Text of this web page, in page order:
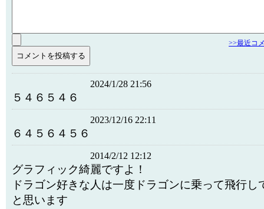
>>最近コ
2024/1/28 21:56
５４６５４６
2023/12/16 22:11
６４５６４５６
2014/2/12 12:12
グラフィック綺麗ですよ！
ドラゴン好きな人は一度ドラゴンに乗って飛行し
と思います